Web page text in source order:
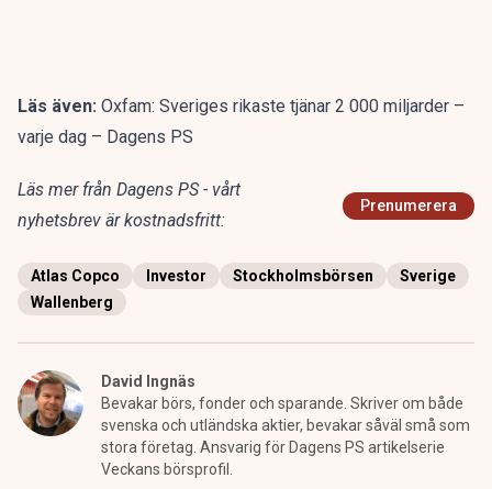
Läs även: Oxfam: Sveriges rikaste tjänar 2 000 miljarder –
varje dag – Dagens PS
Läs mer från Dagens PS - vårt
nyhetsbrev är kostnadsfritt:
Prenumerera
Atlas Copco Investor Stockholmsbörsen
Sverige
Wallenberg
David Ingnäs
Bevakar börs, fonder och sparande. Skriver om både
svenska och utländska aktier, bevakar såväl små som
stora företag. Ansvarig för Dagens PS artikelserie
Veckans börsprofil.